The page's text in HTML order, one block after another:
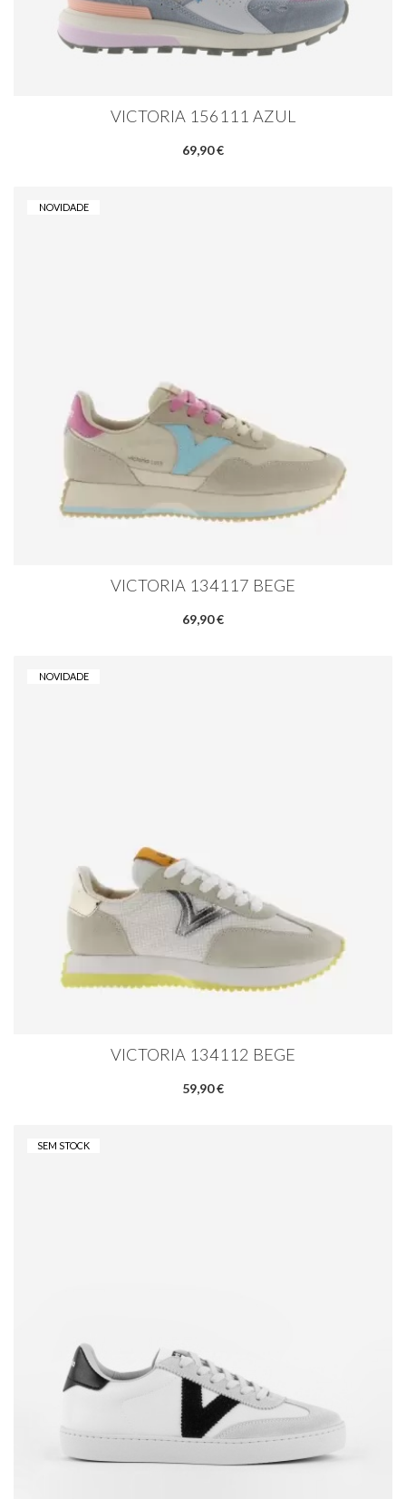
VICTORIA 156111 AZUL
69,90 €
NOVIDADE
VICTORIA 134117 BEGE
69,90 €
NOVIDADE
VICTORIA 134112 BEGE
59,90 €
SEM STOCK